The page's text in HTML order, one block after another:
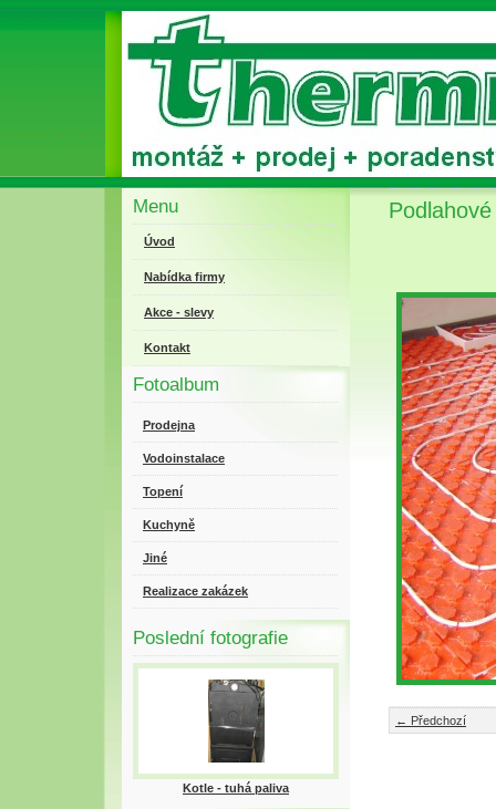
Menu
Úvod
Nabídka firmy
Akce - slevy
Kontakt
Fotoalbum
Prodejna
Vodoinstalace
Topení
Kuchyně
Jiné
Realizace zakázek
Poslední fotografie
Kotle - tuhá paliva
← Předchozí